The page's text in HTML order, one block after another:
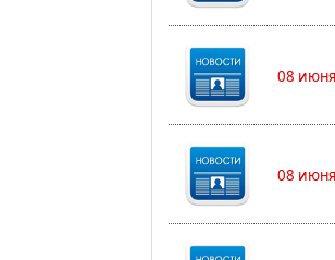
08
08